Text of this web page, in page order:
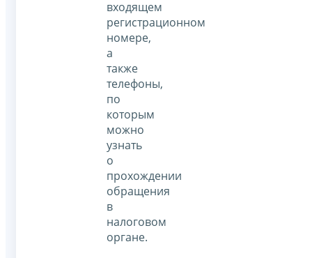
входящем
регистрационном
номере,
а
также
телефоны,
по
которым
можно
узнать
о
прохождении
обращения
в
налоговом
органе.